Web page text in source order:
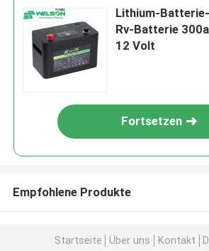
Lithium-
Rv-Batterie
12 Volt
Fortsetzen
Empfohlene Produkte
Startseite Über uns Kontakt